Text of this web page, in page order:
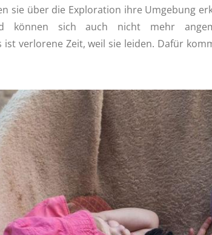
sie über die Exploration ihre Umgebung
können sich auch nicht mehr
ist verlorene Zeit, weil sie leiden. Dafür